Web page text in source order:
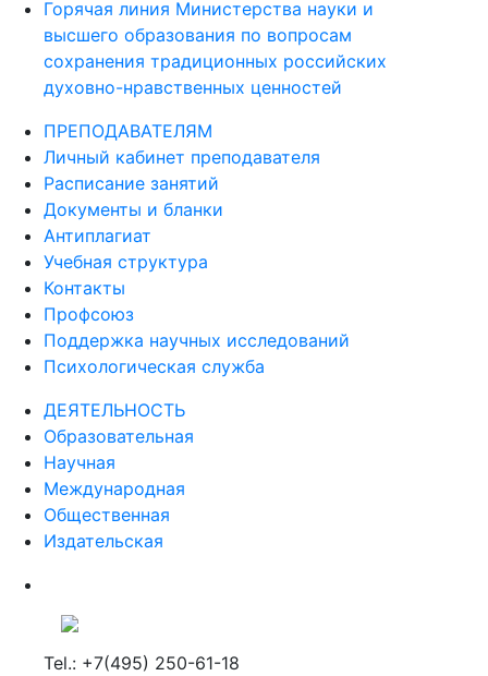
Горячая линия Министерства науки и
высшего образования по вопросам
сохранения традиционных российских
духовно-нравственных ценностей
ПРЕПОДАВАТЕЛЯМ
Личный кабинет преподавателя
Расписание занятий
Документы и бланки
Антиплагиат
Учебная структура
Контакты
Профсоюз
Поддержка научных исследований
Психологическая служба
ДЕЯТЕЛЬНОСТЬ
Образовательная
Научная
Международная
Общественная
Издательская
Tel.: +7(495) 250-61-18